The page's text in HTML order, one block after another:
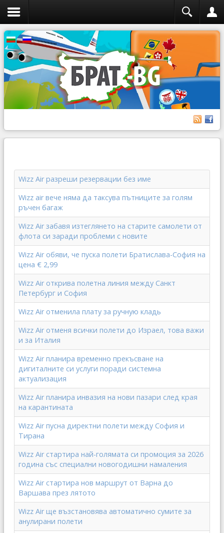
Wizz Air разреши резервации без име
Wizz air вече няма да таксува пътниците за голям
ръчен багаж
Wizz Air забавя изтеглянето на старите самолети от
флота си заради проблеми с новите
Wizz Air обяви, че пуска полети Братислава-София на
цена € 2,99
Wizz Air открива полетна линия между Санкт
Петербург и София
Wizz Air отменила плату за ручную кладь
Wizz Air отменя всички полети до Израел, това важи
и за Италия
Wizz Air планира временно прекъсване на
дигиталните си услуги поради системна
актуализация
Wizz Air планира инвазия на нови пазари след края
на карантината
Wizz Air пусна директни полети между София и
Тирана
Wizz Air стартира най-голямата си промоция за 2026
година със специални новогодишни намаления
Wizz Air стартира нов маршрут от Варна до
Варшава през лятото
Wizz Air ще възстановява автоматично сумите за
анулирани полети